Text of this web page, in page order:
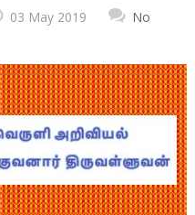
03 May 2019
No